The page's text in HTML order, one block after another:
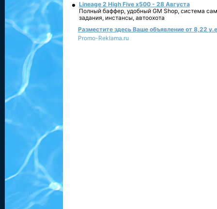
Lineage 2 High Five x500 - 28 Августа
Полный баффер, удобный GM Shop, система
задания, инстансы, автоохота
Разместите здесь Ваше объявление от 8,22
Promo-Reklama.ru